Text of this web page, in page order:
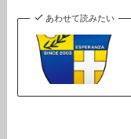
あわせて読みたい